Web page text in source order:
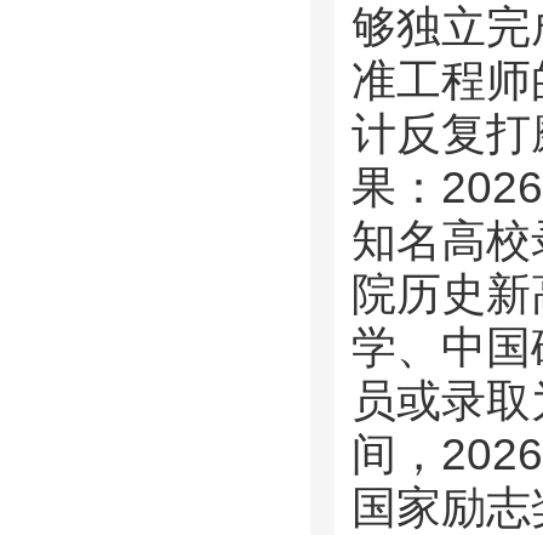
够独立
准工程
计反复
果：
知名高
院历史
学、中
员或录
间，
国家励